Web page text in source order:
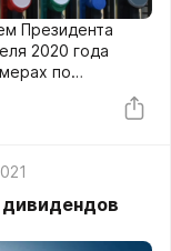
Президента
2020 года
по
и дизельного
ценам,
котировок
дивидендов